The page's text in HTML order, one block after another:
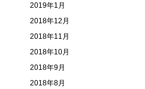
2019年1月
2018年12月
2018年11月
2018年10月
2018年9月
2018年8月